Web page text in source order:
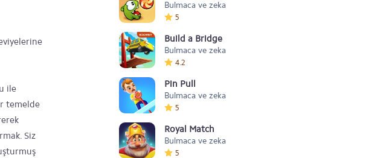
ile
temelde
Siz
Bulmaca ve zeka
5
Build a Bridge
Bulmaca ve zeka
4.2
Pin Pull
Bulmaca ve zeka
5
Royal Match
Bulmaca ve zeka
5